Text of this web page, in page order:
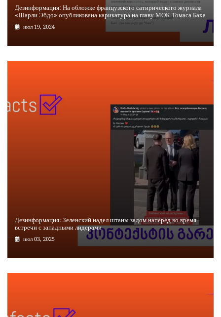
Дезинформация: На обложке французского сатирического журнала
«Шарли Эбдо» опубликована карикатура на главу МОК Томаса Баха
июл 19, 2024
Дезинформация: Зеленский надел штаны задом наперед во время
встречи с западными лидерами
июл 03, 2025